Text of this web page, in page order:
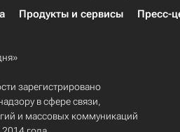
Продукты и сервисы Пресс-
зарегистрировано
в сфере связи,
и массовых коммуникаций